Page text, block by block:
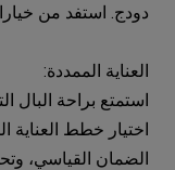
دودج. استفد من
العناية الممددة:
استمتع براحة البال
اختيار خطط العناية
الضمان القياسي،